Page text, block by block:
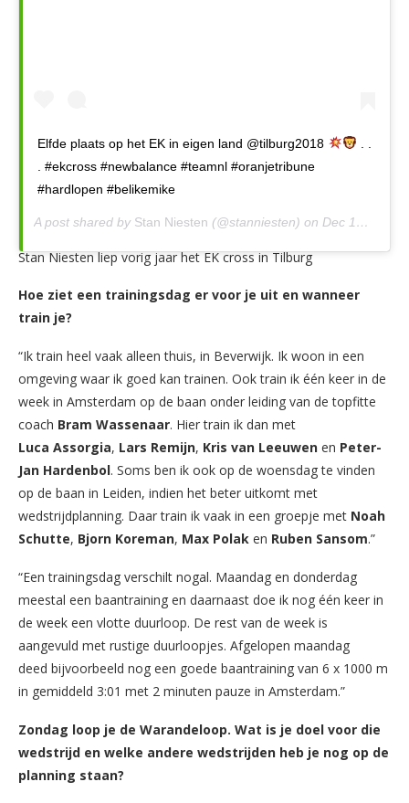
Elfde plaats op het EK in eigen land @tilburg2018
. #ekcross #newbalance #teamnl #oranjetribune
#hardlopen #belikemike
A post shared by Stan Niesten (@stanniesten) on Dec 12, 2018 at 10:01am PST
Stan Niesten liep vorig jaar het EK cross in Tilburg
Hoe ziet een trainingsdag er voor je uit en wanneer
train je?
“Ik train heel vaak alleen thuis, in Beverwijk. Ik woon in een
omgeving waar ik goed kan trainen. Ook train ik één keer in de
week in Amsterdam op de baan onder leiding van de topfitte
coach Bram Wassenaar. Hier train ik dan met
Luca Assorgia, Lars Remijn, Kris van Leeuwen en Peter-
Jan Hardenbol. Soms ben ik ook op de woensdag te vinden
op de baan in Leiden, indien het beter uitkomt met
wedstrijdplanning. Daar train ik vaak in een groepje met Noah
Schutte, Bjorn Koreman, Max Polak en Ruben Sansom.”
“Een trainingsdag verschilt nogal. Maandag en donderdag
meestal een baantraining en daarnaast doe ik nog één keer in
de week een vlotte duurloop. De rest van de week is
aangevuld met rustige duurloopjes. Afgelopen maandag
deed bijvoorbeeld nog een goede baantraining van 6 x 1000 m
in gemiddeld 3:01 met 2 minuten pauze in Amsterdam.”
Zondag loop je de Warandeloop. Wat is je doel voor die
wedstrijd en welke andere wedstrijden heb je nog op de
planning staan?